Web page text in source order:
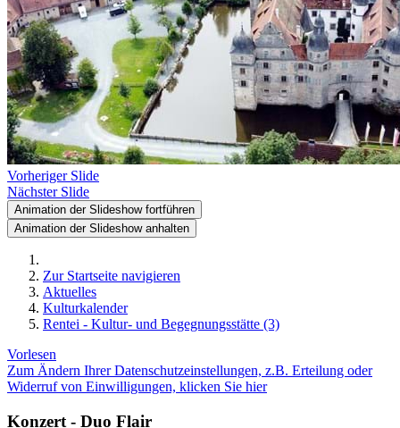
Vorheriger Slide
Nächster Slide
Animation der Slideshow fortführen
Animation der Slideshow anhalten
Zur Startseite navigieren
Aktuelles
Kulturkalender
Rentei - Kultur- und Begegnungsstätte (3)
Vorlesen
Zum Ändern Ihrer Datenschutzeinstellungen, z.B. Erteilung oder
Widerruf von Einwilligungen, klicken Sie hier
Konzert - Duo Flair